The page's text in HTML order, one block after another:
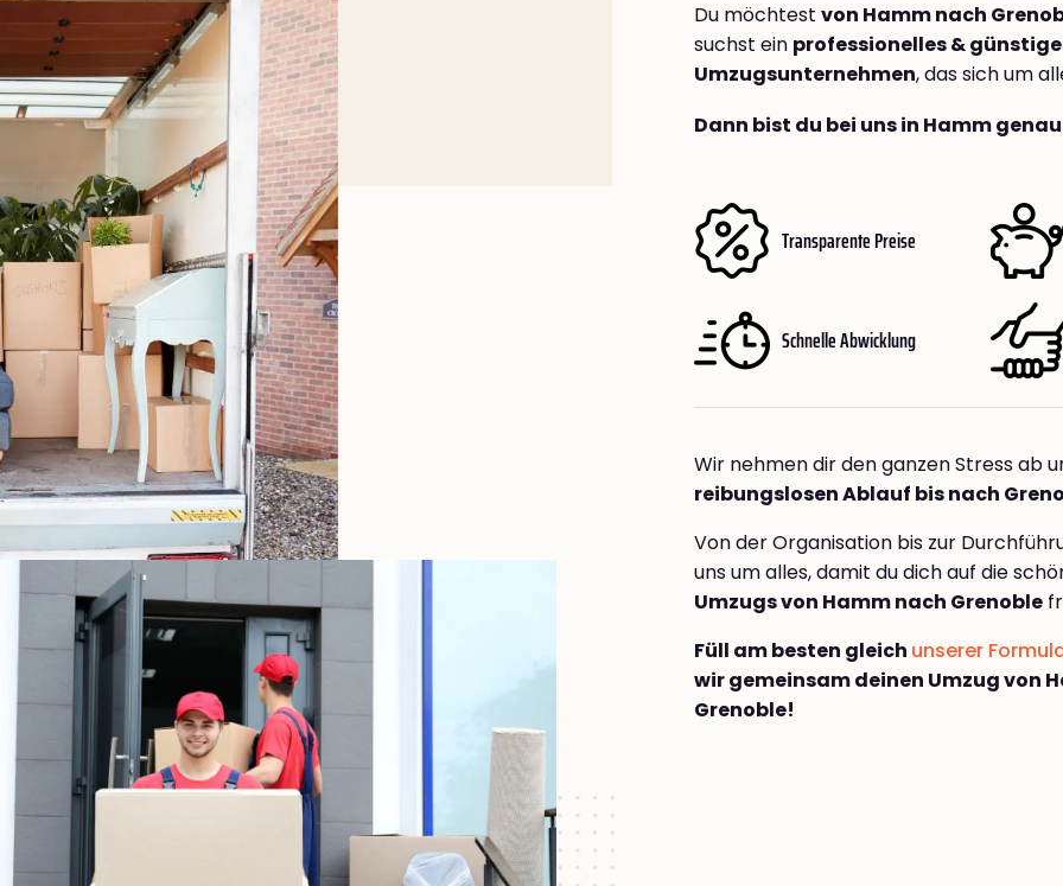
Du möchtest von Hamm nach
suchst ein professionelles &
Umzugsunternehmen, das sich um
Dann bist du bei uns in Hamm
Transparente Preise
Schnelle Abwicklung
Wir nehmen dir den ganzen Stress ab
reibungslosen Ablauf bis nach
Von der Organisation bis zur
uns um alles, damit du dich auf die
Umzugs von Hamm nach Grenoble
Füll am besten gleich unserer
wir gemeinsam deinen Umzug von
Grenoble!